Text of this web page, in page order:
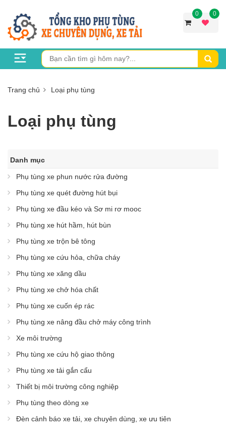
0 0
Trang chủ Loại phụ tùng
Loại phụ tùng
Danh mục
Phụ tùng xe phun nước rửa đường
Phụ tùng xe quét đường hút bụi
Phụ tùng xe đầu kéo và Sơ mi rơ mooc
Phụ tùng xe hút hầm, hút bùn
Phụ tùng xe trộn bê tông
Phụ tùng xe cứu hỏa, chữa cháy
Phụ tùng xe xăng dầu
Phụ tùng xe chở hóa chất
Phụ tùng xe cuốn ép rác
Phụ tùng xe nâng đầu chở máy công trình
Xe môi trường
Phụ tùng xe cứu hộ giao thông
Phụ tùng xe tải gắn cẩu
Thiết bị môi trường công nghiệp
Phụ tùng theo dòng xe
Đèn cảnh báo xe tải, xe chuyên dùng, xe ưu tiên